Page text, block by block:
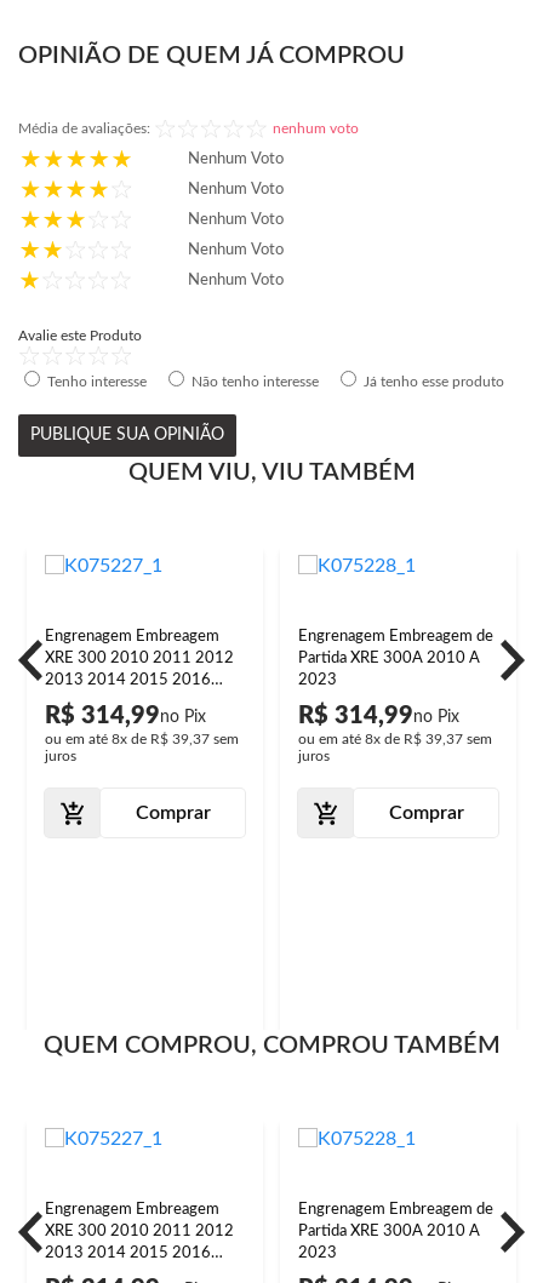
OPINIÃO DE QUEM JÁ COMPROU
Média de avaliações: nenhum voto
Nenhum Voto
Nenhum Voto
Nenhum Voto
Nenhum Voto
Nenhum Voto
Avalie este Produto
Tenho interesse Não tenho interesse Já tenho esse produto
PUBLIQUE SUA OPINIÃO
QUEM VIU, VIU TAMBÉM
Engrenagem Embreagem
XRE 300 2010 2011 2012
2013 2014 2015 2016
2017 2018 Partida
R$ 314,99
ou em até 8x de R$ 39,37 sem
juros
Comprar
Engrenagem Embreagem de
Partida XRE 300A 2010 A
2023
R$ 314,99
ou em até 8x de R$ 39,37 sem
juros
Comprar
QUEM COMPROU, COMPROU TAMBÉM
Engrenagem Embreagem
XRE 300 2010 2011 2012
2013 2014 2015 2016
2017 2018 Partida
Engrenagem Embreagem de
Partida XRE 300A 2010 A
2023